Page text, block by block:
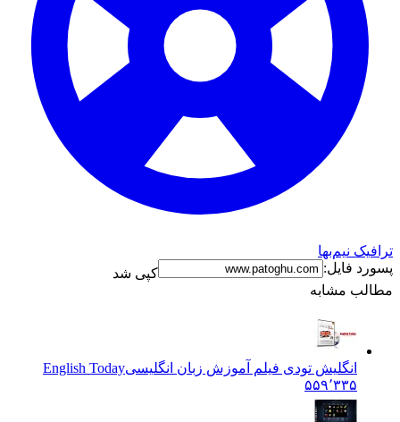
ترافیک نیم‌بها
پسورد فایل:
کپی شد
مطالب مشابه
انگلیش تودی فیلم آموزش زبان انگليسیEnglish Today
۵۵۹٬۳۳۵